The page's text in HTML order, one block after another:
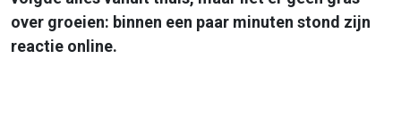
over groeien: binnen een paar minuten stond zijn
reactie online.